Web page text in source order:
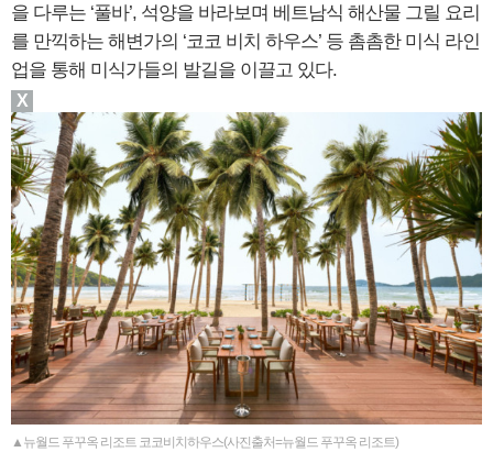
을 다루는 ‘풀바’, 석양을 바라보며 베트남식 해산물 그릴 요리
를 만끽하는 해변가의 ‘코코 비치 하우스’ 등 촘촘한 미식 라인
업을 통해 미식가들의 발길을 이끌고 있다.
▲뉴월드 푸꾸옥 리조트 코코비치하우스(사진출처=뉴월드 푸꾸옥 리조트)
X